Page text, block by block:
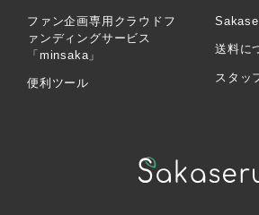
ファン企画専用クラウドフ
ァンディングサービス
「minsaka」
便利ツール
送料に
スタッ